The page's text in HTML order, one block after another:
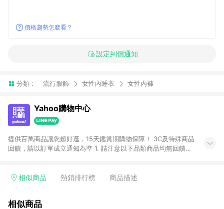
價格趨勢怎麼看？
設定到價通知
分類： 流行服飾 女性內睡衣 女性內褲
Yahoo購物中心
提供百萬商品讓您超好逛，15天鑑賞期購物保障！ 3C及特殊商品
回饋，請以訂單成立通知為準 1. 請注意以下品類商品均無回饋：
電玩/遊戲/相機/單眼/鏡頭/拍立得 [2024/6/1起適用] -內接硬
的購回饋活動享Yahoo超贈點回饋者 - 購物中心商店之商品：商
相似商品 熱銷排行榜 商品描述
相似商品